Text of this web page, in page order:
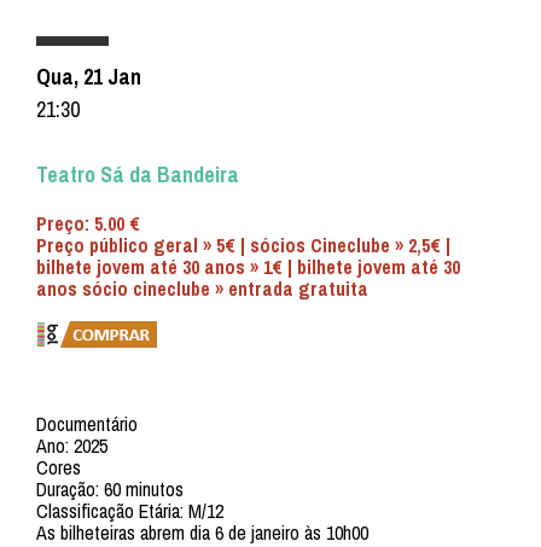
Qua, 21 Jan
21:30
Teatro Sá da Bandeira
Preço: 5.00 €
Preço público geral » 5€ | sócios Cineclube » 2,5€ |
bilhete jovem até 30 anos » 1€ | bilhete jovem até 30
anos sócio cineclube » entrada gratuita
Documentário
Ano: 2025
Cores
Duração: 60 minutos
Classificação Etária: M/12
As bilheteiras abrem dia 6 de janeiro às 10h00